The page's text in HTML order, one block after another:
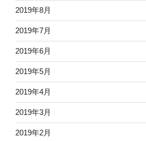
2019年8月
2019年7月
2019年6月
2019年5月
2019年4月
2019年3月
2019年2月